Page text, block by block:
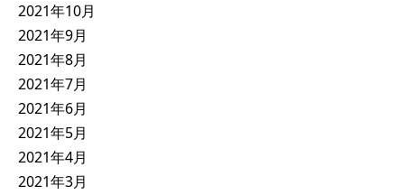
2021年10月
2021年9月
2021年8月
2021年7月
2021年6月
2021年5月
2021年4月
2021年3月